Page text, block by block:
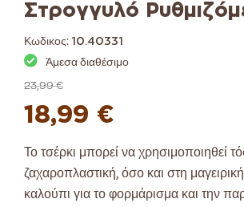
Στρογγυλό
Κωδικος: 10.40331
Άμεσα διαθέσιμο
23,99 €
18,99 €
Το τσέρκι μπορεί να χρησιμοποιηθεί
ζαχαροπλαστική, όσο και στη
καλούπι για το φορμάρισμα και την